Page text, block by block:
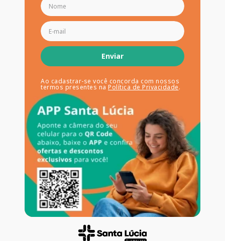
Enviar
Ao cadastrar-se você concorda com nossos
termos presentes na Política de Privacidade.